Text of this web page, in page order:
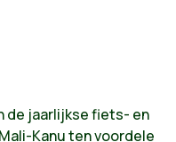
de jaarlijkse fiets- en
Kanu ten voordele